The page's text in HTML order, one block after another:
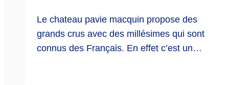
Le chateau pavie macquin propose des
grands crus avec des millésimes qui sont
connus des Français. En effet c’est un…